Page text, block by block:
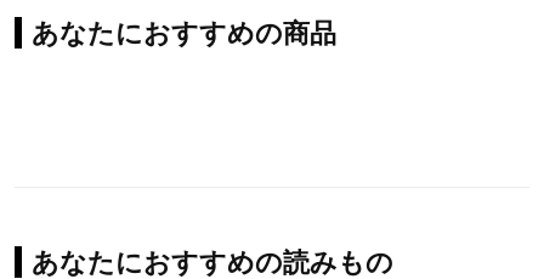
あなたにおすすめの商品
あなたにおすすめの読みもの